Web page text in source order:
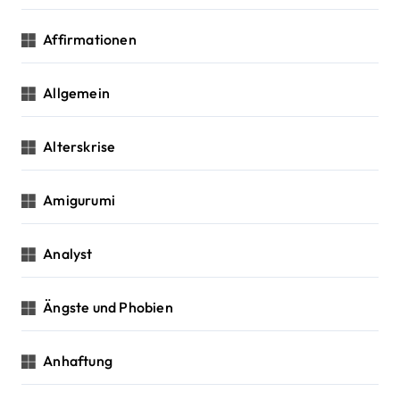
t
i
o
n
Affirmationen
Allgemein
Alterskrise
Amigurumi
Analyst
Ängste und Phobien
Anhaftung